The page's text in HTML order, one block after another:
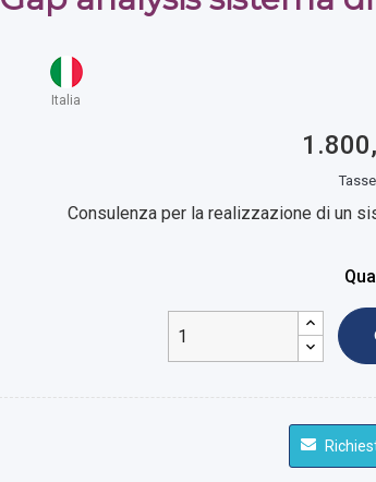
Italia
Consulenza per la realizzazione di un